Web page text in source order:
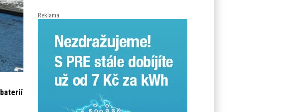
posledních 10 let (2016–2026).
Reklama